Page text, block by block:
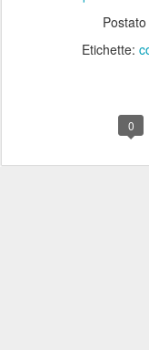
Postato
Etichette:
0